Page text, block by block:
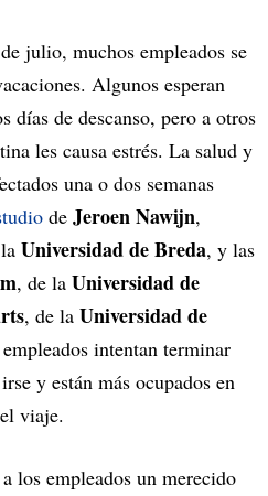
julio, muchos empleados se
Algunos esperan
días de descanso, pero a otros
les causa estrés. La salud y
una o dos semanas
de Jeroen Nawijn,
Universidad de Breda, y las
, de la Universidad de
, de la Universidad de
intentan terminar
y están más ocupados en
viaje.
los empleados un merecido